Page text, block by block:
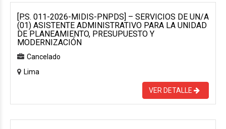
[P.S. 011-2026-MIDIS-PNPDS] – SERVICIOS DE UN/A
(01) ASISTENTE ADMINISTRATIVO PARA LA UNIDAD
DE PLANEAMIENTO, PRESUPUESTO Y
MODERNIZACIÓN
Cancelado
Lima
VER DETALLE